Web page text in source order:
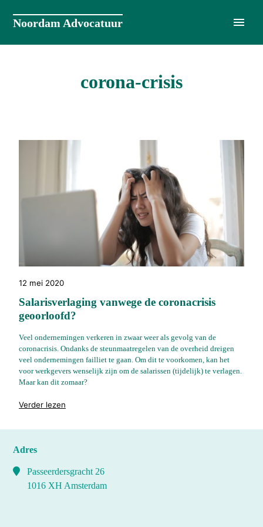
Noordam Advocatuur
corona-crisis
12 mei 2020
Salarisverlaging vanwege de coronacrisis
geoorloofd?
Veel ondernemingen verkeren in zwaar weer als gevolg van de
coronacrisis. Ondanks de steunmaatregelen van de overheid dreigen
veel ondernemingen failliet te gaan. Om dit te voorkomen, kan het
voor werkgevers wenselijk zijn om de salarissen (tijdelijk) te verlagen.
Maar kan dit zomaar?
Verder lezen
Adres
Passeerdersgracht 26
1016 XH Amsterdam